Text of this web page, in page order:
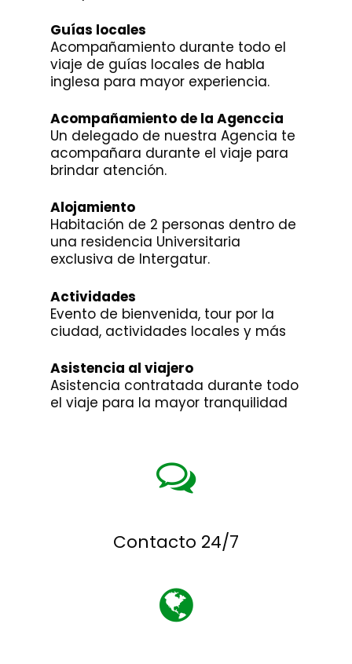
Guías locales
Acompañamiento durante todo el
viaje de guías locales de habla
inglesa para mayor experiencia.
Acompañamiento de la Agenccia
Un delegado de nuestra Agencia te
acompañara durante el viaje para
brindar atención.
Alojamiento
Habitación de 2 personas dentro de
una residencia Universitaria
exclusiva de Intergatur.
Actividades
Evento de bienvenida, tour por la
ciudad, actividades locales y más
Asistencia al viajero
Asistencia contratada durante todo
el viaje para la mayor tranquilidad
Contacto 24/7